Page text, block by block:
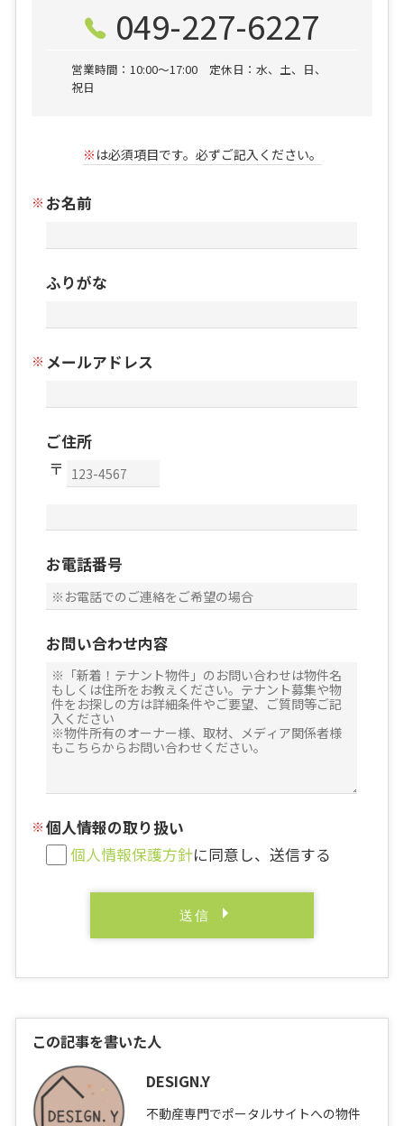
049-227-6227
営業時間：10:00〜17:00 定休日：水、土、日、
祝日
※ は必須項目です。必ずご記入ください。
お名前
ふりがな
メールアドレス
ご住所
お電話番号
お問い合わせ内容
個人情報の取り扱い
個人情報保護方針に同意し、送信する
この記事を書いた人
DESIGN.Y
不動産専門でポータルサイトへの物件